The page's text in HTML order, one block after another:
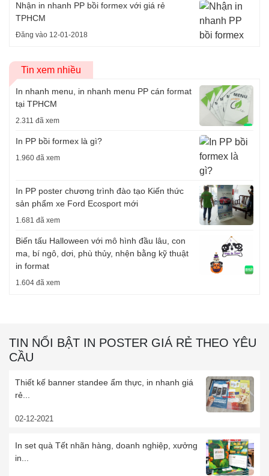
Nhận in nhanh PP bồi formex với giá rẻ
TPHCM
Đăng vào 12-01-2018
Tin xem nhiều
In nhanh menu, in nhanh menu PP cán format
tại TPHCM
2.311 đã xem
In PP bồi formex là gì?
1.960 đã xem
In PP poster chương trình đào tạo Kiến thức
sản phẩm xe Ford Ecosport mới
1.681 đã xem
Biến tấu Halloween với mô hình đầu lâu, con
ma, bí ngô, dơi, phù thủy, nhện bằng kỹ thuật
in format
1.604 đã xem
TIN NỔI BẬT IN POSTER GIÁ RẺ THEO YÊU
CẦU
Thiết kế banner standee ẩm thực, in nhanh giá
rẻ...
02-12-2021
In set quà Tết nhãn hàng, doanh nghiệp, xưởng
in...